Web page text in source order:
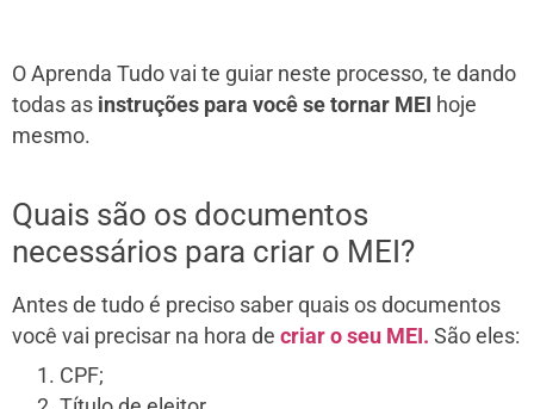
O Aprenda Tudo vai te guiar neste processo, te dando
todas as instruções para você se tornar MEI hoje
mesmo.
Quais são os documentos
necessários para criar o MEI?
Antes de tudo é preciso saber quais os documentos
você vai precisar na hora de criar o seu MEI. São eles:
CPF;